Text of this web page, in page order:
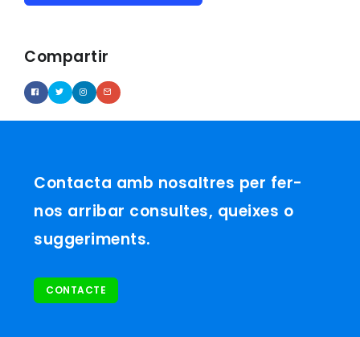
Compartir
Contacta amb nosaltres per fer-
nos arribar consultes, queixes o
suggeriments.
CONTACTE